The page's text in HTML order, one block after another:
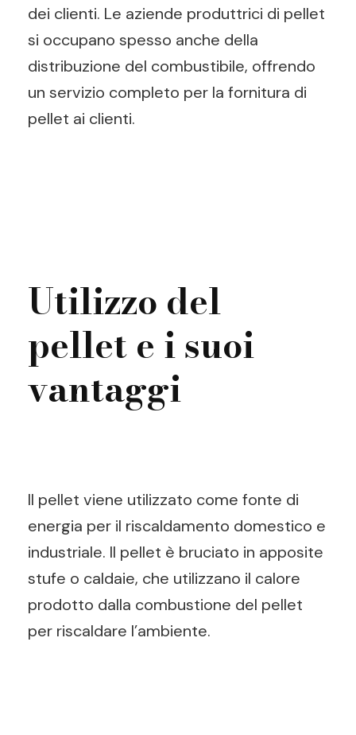
dei clienti. Le aziende produttrici di pellet
si occupano spesso anche della
distribuzione del combustibile, offrendo
un servizio completo per la fornitura di
pellet ai clienti.
Utilizzo del
pellet e i suoi
vantaggi
Il pellet viene utilizzato come fonte di
energia per il riscaldamento domestico e
industriale. Il pellet è bruciato in apposite
stufe o caldaie, che utilizzano il calore
prodotto dalla combustione del pellet
per riscaldare l’ambiente.